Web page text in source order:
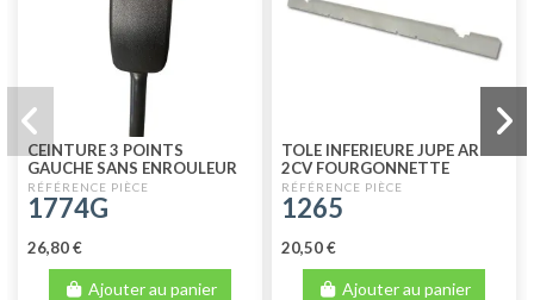
CEINTURE 3 POINTS
GAUCHE SANS ENROULEUR
POUR 2CV4 - 2CV6 - DYANE
1774G
26,80 €
Ajouter au panier
TOLE INFERIEURE JUPE AR
2CV FOURGONNETTE
QUALITE SUPERIEURE
1265
20,50 €
Ajouter au panier